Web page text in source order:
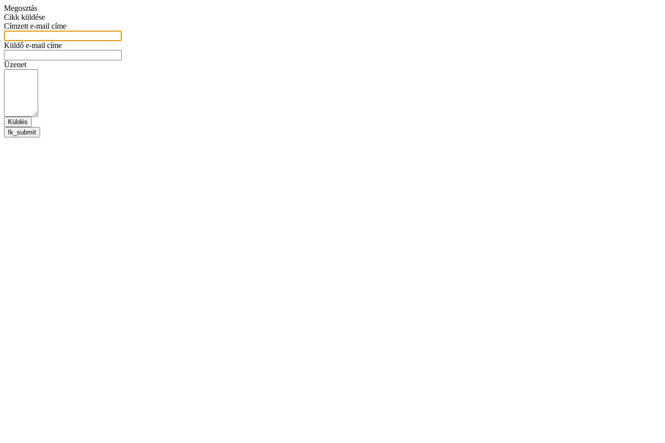
Megosztás
Cikk küldése
Címzett e-mail címe
Küldő e-mail címe
Üzenet